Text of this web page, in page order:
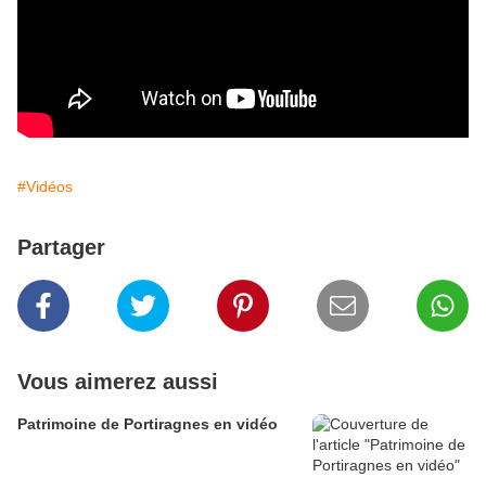
#Vidéos
Partager
Vous aimerez aussi
Patrimoine de Portiragnes en vidéo